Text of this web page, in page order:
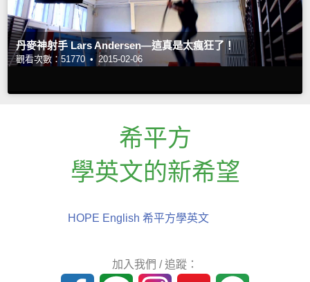
丹麥神射手 Lars Andersen—這真是太瘋狂了！
觀看次數：51770 • 2015-02-06
希平方
學英文的新希望
HOPE English 希平方學英文
加入我們 / 追蹤：